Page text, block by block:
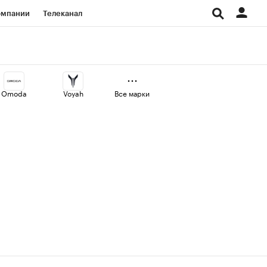
Телеканал
Проверка контрагентов
Omoda Voyah Все марки